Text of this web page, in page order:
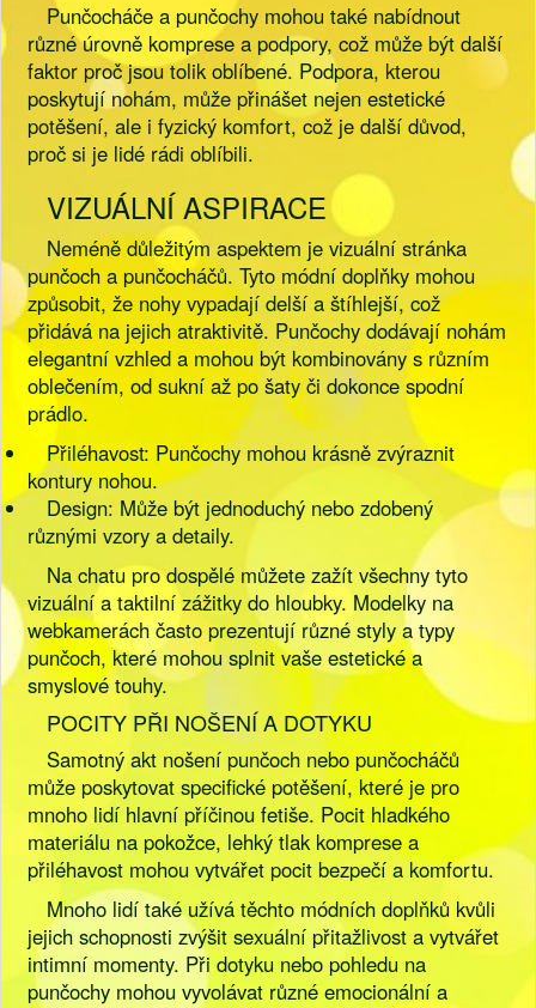
Punčocháče a punčochy mohou také nabídnout
různé úrovně komprese a podpory, což může být další
faktor proč jsou tolik oblíbené. Podpora, kterou
poskytují nohám, může přinášet nejen estetické
potěšení, ale i fyzický komfort, což je další důvod,
proč si je lidé rádi oblíbili.
VIZUÁLNÍ ASPIRACE
Neméně důležitým aspektem je vizuální stránka
punčoch a punčocháčů. Tyto módní doplňky mohou
způsobit, že nohy vypadají delší a štíhlejší, což
přidává na jejich atraktivitě. Punčochy dodávají nohám
elegantní vzhled a mohou být kombinovány s různím
oblečením, od sukní až po šaty či dokonce spodní
prádlo.
Přiléhavost: Punčochy mohou krásně zvýraznit
kontury nohou.
Design: Může být jednoduchý nebo zdobený
různými vzory a detaily.
Na chatu pro dospělé můžete zažít všechny tyto
vizuální a taktilní zážitky do hloubky. Modelky na
webkamerách často prezentují různé styly a typy
punčoch, které mohou splnit vaše estetické a
smyslové touhy.
POCITY PŘI NOŠENÍ A DOTYKU
Samotný akt nošení punčoch nebo punčocháčů
může poskytovat specifické potěšení, které je pro
mnoho lidí hlavní příčinou fetiše. Pocit hladkého
materiálu na pokožce, lehký tlak komprese a
přiléhavost mohou vytvářet pocit bezpečí a komfortu.
Mnoho lidí také užívá těchto módních doplňků kvůli
jejich schopnosti zvýšit sexuální přitažlivost a vytvářet
intimní momenty. Při dotyku nebo pohledu na
punčochy mohou vyvolávat různé emocionální a